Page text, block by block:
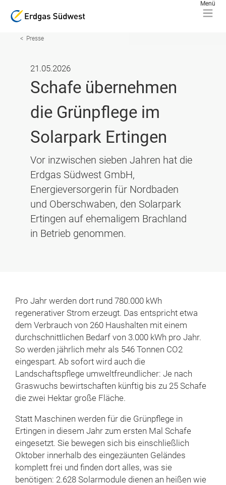
Presse
21.05.2026
Schafe übernehmen
die Grünpflege im
Solarpark Ertingen
Vor inzwischen sieben Jahren hat die
Erdgas Südwest GmbH,
Energieversorgerin für Nordbaden
und Oberschwaben, den Solarpark
Ertingen auf ehemaligem Brachland
in Betrieb genommen.
Pro Jahr werden dort rund 780.000 kWh
regenerativer Strom erzeugt. Das entspricht etwa
dem Verbrauch von 260 Haushalten mit einem
durchschnittlichen Bedarf von 3.000 kWh pro Jahr.
So werden jährlich mehr als 546 Tonnen CO2
eingespart. Ab sofort wird auch die
Landschaftspflege umweltfreundlicher: Je nach
Graswuchs bewirtschaften künftig bis zu 25 Schafe
die zwei Hektar große Fläche.
Statt Maschinen werden für die Grünpflege in
Ertingen in diesem Jahr zum ersten Mal Schafe
eingesetzt. Sie bewegen sich bis einschließlich
Oktober innerhalb des eingezäunten Geländes
komplett frei und finden dort alles, was sie
benötigen: 2.628 Solarmodule dienen an heißen wie